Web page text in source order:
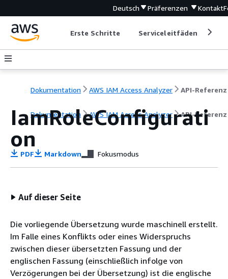
Deutsch Präferenzen Kontakt
Erste Schritte Serviceleitfäden
Dokumentation AWS IAM Access Analyzer API-Referenz
Dokumentation AWS IAM Access Analyzer API-Referenz
IamRoleConfigurati
on
PDF Markdown Fokusmodus
Auf dieser Seite
Die vorliegende Übersetzung wurde maschinell erstellt.
Im Falle eines Konflikts oder eines Widerspruchs
zwischen dieser übersetzten Fassung und der
englischen Fassung (einschließlich infolge von
Verzögerungen bei der Übersetzung) ist die englische